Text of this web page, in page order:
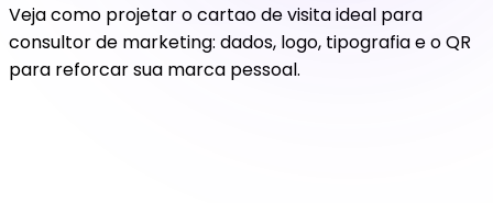
Veja como projetar o cartao de visita ideal para
consultor de marketing: dados, logo, tipografia e o QR
para reforcar sua marca pessoal.